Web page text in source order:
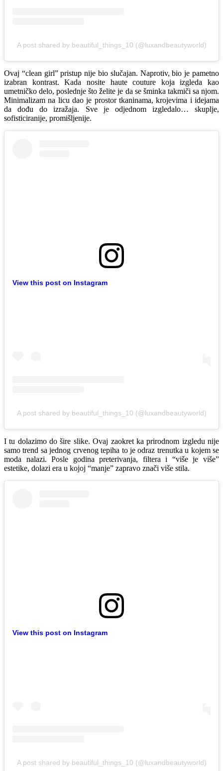
A post shared by beautiful_things_10 (@luxandbeautyworld)
Ovaj “clean girl” pristup nije bio slučajan. Naprotiv, bio je pametno
izabran kontrast. Kada nosite haute couture koja izgleda kao
umetničko delo, poslednje što želite je da se šminka takmiči sa njom.
Minimalizam na licu dao je prostor tkaninama, krojevima i idejama
da dođu do izražaja. Sve je odjednom izgledalo… skuplje,
sofisticiranije, promišljenije.
View this post on Instagram
A post shared by beautiful_things_10 (@luxandbeautyworld)
I tu dolazimo do šire slike. Ovaj zaokret ka prirodnom izgledu nije
samo trend sa jednog crvenog tepiha to je odraz trenutka u kojem se
moda nalazi. Posle godina preterivanja, filtera i “više je više”
estetike, dolazi era u kojoj “manje” zapravo znači više stila.
View this post on Instagram
A post shared by beautiful_things_10 (@luxandbeautyworld)